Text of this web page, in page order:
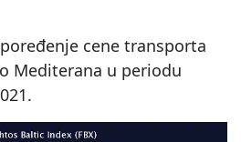
cene transporta
Mediterana u periodu